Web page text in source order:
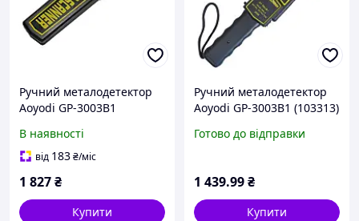
Ручний металодетектор
Aoyodi GP-3003B1
В наявності
від 183₴/міс
1 827₴
Купити
Ручний металодетектор
Aoyodi GP-3003B1 (103313)
Готово до відправки
1 439.99₴
Купити